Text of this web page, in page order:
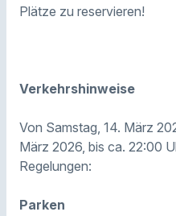
Plätze zu reservieren!
Verkehrshinweise
Von Samstag, 14. März
März 2026, bis ca. 22:00
Regelungen:
Parken